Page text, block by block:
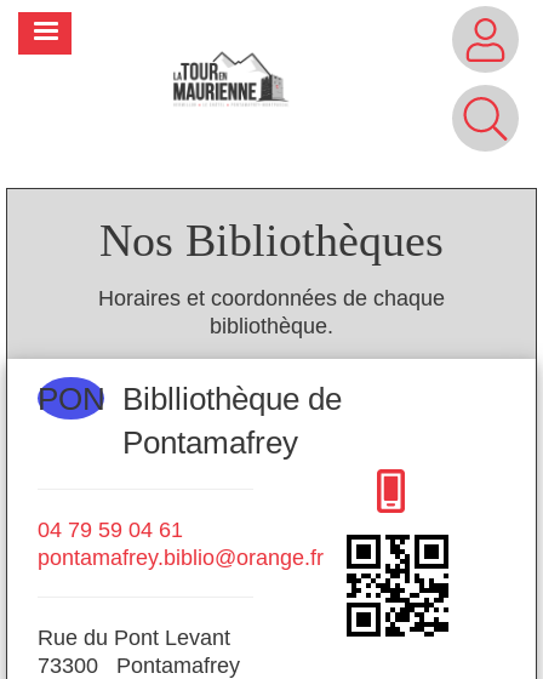
Aller
Nos Bibliothèques
Horaires et coordonnées de chaque
bibliothèque.
PON Biblliothèque de
Pontamafrey
04 79 59 04 61
pontamafrey.biblio@orange.fr
Rue du Pont Levant
73300 Pontamafrey